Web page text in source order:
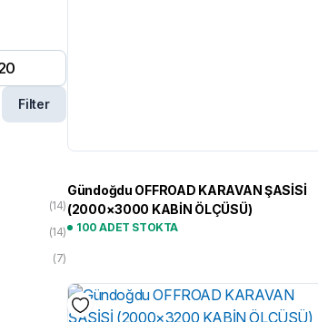
Gündoğdu OFFROAD KARAVAN ŞASİSİ
(2000×3000 KABİN ÖLÇÜSÜ)
100 ADET STOKTA
Filter
(14)
(14)
(7)